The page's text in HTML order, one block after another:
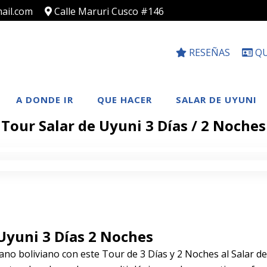
Calle Maruri Cusco #146
RESEÑAS
A DONDE IR QUE HACER SALAR DE UYUNI
Tour Salar de Uyuni 3 Días / 2 Noches
3 Días 2 Noches
boliviano con este Tour de 3 Días y 2 Noches al Salar